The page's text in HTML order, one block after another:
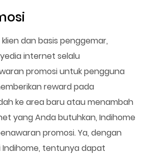
dan basis penggemar,
internet selalu
promosi untuk pengguna
reward pada
ke area baru atau menambah
yang Anda butuhkan, Indihome
promosi. Ya, dengan
tentunya dapat